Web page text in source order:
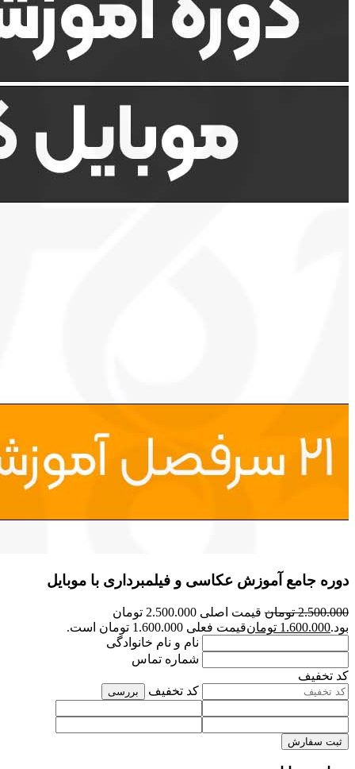
دوره جامع آموزش عکاسی و فیلمبرداری با موبایل
2.500.000 تومان
قیمت اصلی 2.500.000 تومان
بود.1.600.000 تومانقیمت فعلی 1.600.000 تومان است.
نام و نام خانوادگی
شماره تماس
کد تخفیف
کد تخفیف
بررسی
ثبت سفارش